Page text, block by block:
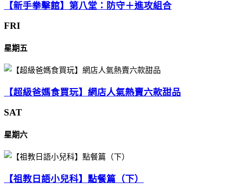
【新手拳擊館】第八堂：防守＋進攻組合
FRI
星期五
【超級爸媽食買玩】網店人氣熱賣六款甜品
SAT
星期六
【祖教日語小兒科】點餐篇（下）